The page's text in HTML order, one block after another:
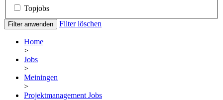
Topjobs
Filter anwenden Filter löschen
Home
>
Jobs
>
Meiningen
>
Projektmanagement Jobs